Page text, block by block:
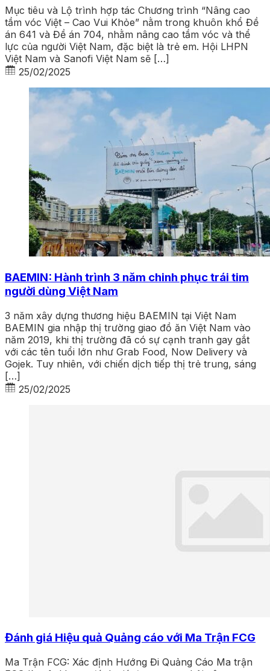
Mục tiêu và Lộ trình hợp tác Chương trình “Nâng cao
tầm vóc Việt – Cao Vui Khỏe” nằm trong khuôn khổ Đề
án 641 và Đề án 704, nhằm nâng cao tầm vóc và thể
lực của người Việt Nam, đặc biệt là trẻ em. Hội LHPN
Việt Nam và Sanofi Việt Nam sẽ […]
25/02/2025
BAEMIN: Hành trình 3 năm chinh phục trái tim
người dùng Việt Nam
3 năm xây dựng thương hiệu BAEMIN tại Việt Nam
BAEMIN gia nhập thị trường giao đồ ăn Việt Nam vào
năm 2019, khi thị trường đã có sự cạnh tranh gay gắt
với các tên tuổi lớn như Grab Food, Now Delivery và
Gojek. Tuy nhiên, với chiến dịch tiếp thị trẻ trung, sáng
[…]
25/02/2025
Đánh giá Hiệu quả Quảng cáo với Ma Trận FCG
Ma Trận FCG: Xác định Hướng Đi Quảng Cáo Ma trận